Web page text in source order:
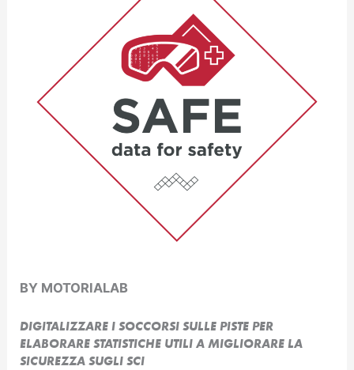
BY MOTORIALAB
DIGITALIZZARE I SOCCORSI SULLE PISTE PER
ELABORARE STATISTICHE UTILI A MIGLIORARE LA
SICUREZZA SUGLI SCI